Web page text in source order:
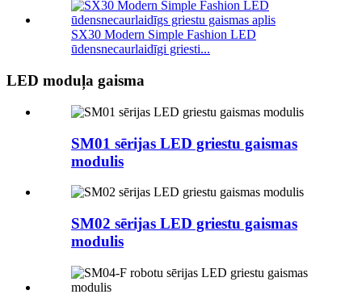
SX30 Modern Simple Fashion LED
ūdensnecaurlaidīgi griesti...
LED moduļa gaisma
SM01 sērijas LED griestu gaismas
modulis
SM02 sērijas LED griestu gaismas
modulis